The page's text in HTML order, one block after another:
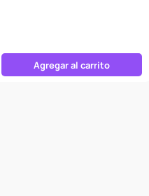
Agregar al carrito